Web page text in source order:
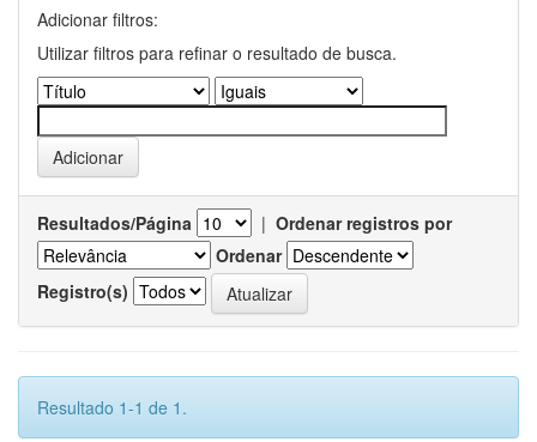
Adicionar filtros:
Utilizar filtros para refinar o resultado de busca.
Resultados/Página | Ordenar registros por
Ordenar
Registro(s)
Resultado 1-1 de 1.